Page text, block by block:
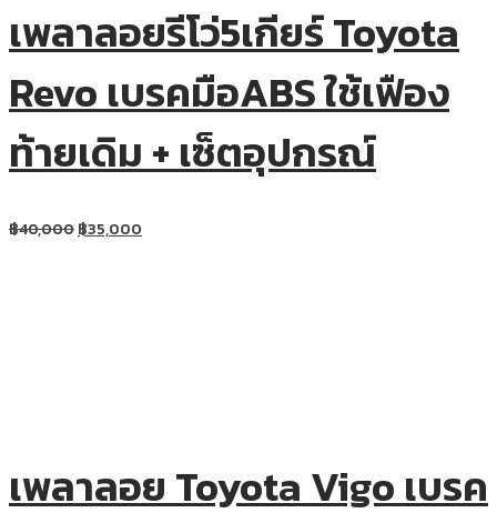
เพลาลอยรีโว่5เกียร์ Toyota
Revo เบรคมือABS ใช้เฟือง
ท้ายเดิม + เซ็ตอุปกรณ์
฿40,000฿35,000
เพลาลอย Toyota Vigo เบรค